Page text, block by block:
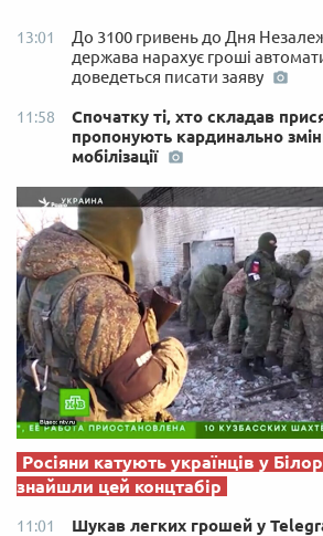
13:01
До 3100 гривень до Дня
держава нарахує гроші
доведеться писати заяву
11:58
Спочатку ті, хто складав
пропонують кардинально
мобілізації
Росіяни катують українців у
знайшли цей концтабір
11:01
Шукав легких грошей у